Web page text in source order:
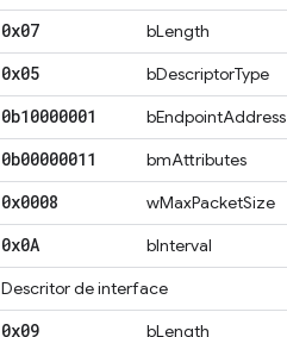
0x07 bLength
0x05 bDescriptorType
0b10000001 bEndpointAddress
0b00000011 bmAttributes
0x0008 wMaxPacketSize
0x0A bInterval
Descritor de interface
0x09 bLength